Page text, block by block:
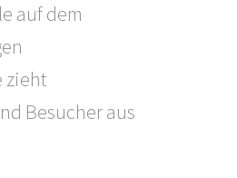
auf dem
zieht
Besucher aus